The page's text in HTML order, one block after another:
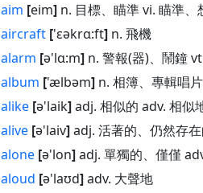
aim [eim] n. 目標、瞄準 vi. 瞄準
aircraft ['ɛəkrɑ:ft] n. 飛機
alarm [ə'lɑ:m] n. 警報(器)、鬧鐘
album ['ælbəm] n. 相簿、專輯唱片
alike [ə'laik]adj. 相似的 adv. 相似
alive [ə'laiv]adj. 活著的、仍然存
alone [ə'lon]adj. 單獨的、僅僅
aloud [ə'laʊd]adv. 大聲地